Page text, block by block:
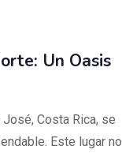
Un Oasis
Costa Rica, se
Este lugar no